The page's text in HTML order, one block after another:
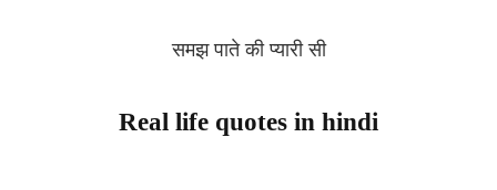
समझ पाते की प्यारी सी
Real life quotes in hindi